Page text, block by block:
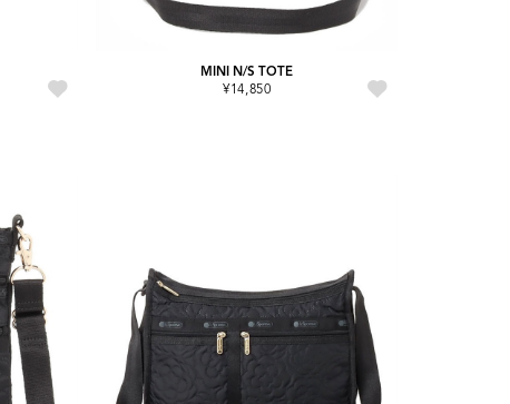
MINI N/S TOTE
¥14,850